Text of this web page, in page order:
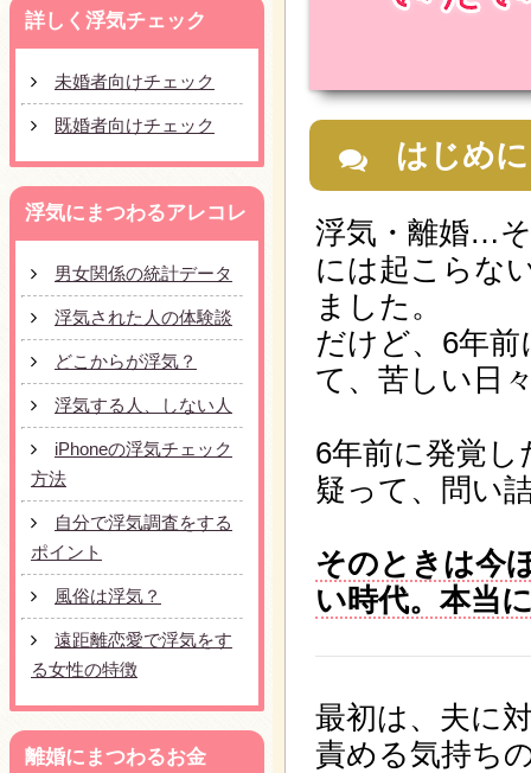
はじめに
浮気・離婚…
には起こらな
ました。
だけど、6年
て、苦しい日
6年前に発覚し
疑って、問い
そのときは今
い時代。本当
最初は、夫に
責める気持ち
詳しく浮気チェック
未婚者向けチェック
既婚者向けチェック
浮気にまつわるアレコレ
男女関係の統計データ
浮気された人の体験談
どこからが浮気？
浮気する人、しない人
iPhoneの浮気チェック
方法
自分で浮気調査をする
ポイント
風俗は浮気？
遠距離恋愛で浮気をす
る女性の特徴
離婚にまつわるお金